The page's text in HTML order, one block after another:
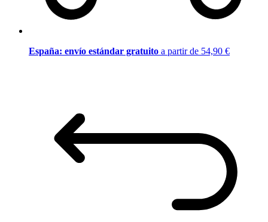
España: envío estándar gratuito a partir de 54,90 €